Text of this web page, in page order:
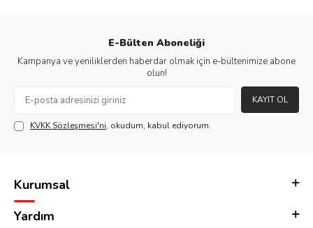
E-Bülten Aboneliği
Kampanya ve yeniliklerden haberdar olmak için e-bültenimize abone
olun!
KAYIT OL
KVKK Sözleşmesi'ni, okudum, kabul ediyorum.
Kurumsal
Yardım